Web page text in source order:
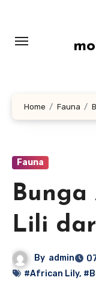
konten
Home Fauna
Fauna
Bunga
Lili
By admin
#African Lily,